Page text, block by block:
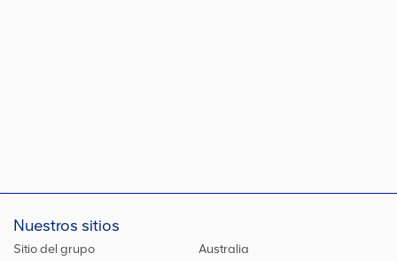
Nuestros sitios
Sitio del grupo
Australia